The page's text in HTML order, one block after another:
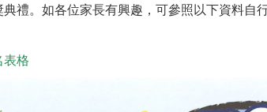
禮。如各位家長有興趣，可參照以下資料自
表格